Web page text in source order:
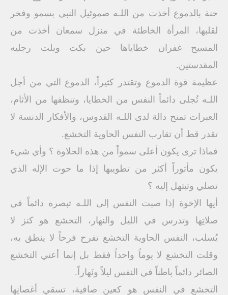
حنة بالدموع أخذت من اللـه صموئيل النبي بسمو وفخر
لقلبها، المرأة الخاطئة في منزل سمعان أخذت من
المسيح غفران خطاياها حين بكت وبلت رجليه
المقدستين.
عظيمة قوة الدموع وتقتدر كثيراً، الدموع التي من أجل
اللـه تُجلى دائماً النفس من الخطايا، وتنظفها من الأثام،
العبرات تمنح دالة لدى اللـه القدوس، والأفكار الدنسة لا
تقدر قط أن تقارب النفس الحاوية التخشع.
فماذا ترى يكون أعلى سمواً من هذه الحلاوة ؟ وأي شيء
يكون مأثوراً أكثر من تطويبها إذا ما حوت الإله الذي
تصلي وتبتهل إليه ؟
أيها الإخوة إذا صبت النفس إلى اللـه تبصره دائماً في
صلاتِها وتدرس في الليل والنهار، التخشع هو كنز لا
يُسلب، النفس الحاوية التخشع تفرح فرحاً لا ينطق به،
وقلت التخشع لا يوماً واحداً فقط بل إنما أعني التخشع
الصائر دائماً باطناً في النفس ليلاً ونَهاراً.
التخشع في النفس هو كعين صافية، تسقي أغصانِها